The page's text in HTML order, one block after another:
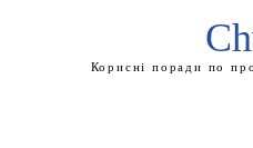
Корисні поради по